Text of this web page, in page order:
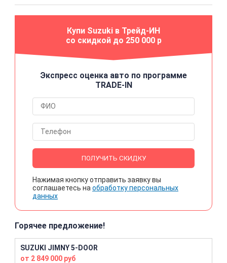
Купи Suzuki в Трейд-ИН
со скидкой до 250 000 р
Экспресс оценка авто по программе
TRADE-IN
ПОЛУЧИТЬ СКИДКУ
Нажимая кнопку отправить заявку вы
соглашаетесь на обработку персональных
данных
Горячее предложение!
SUZUKI JIMNY 5-DOOR
от 2 849 000 руб